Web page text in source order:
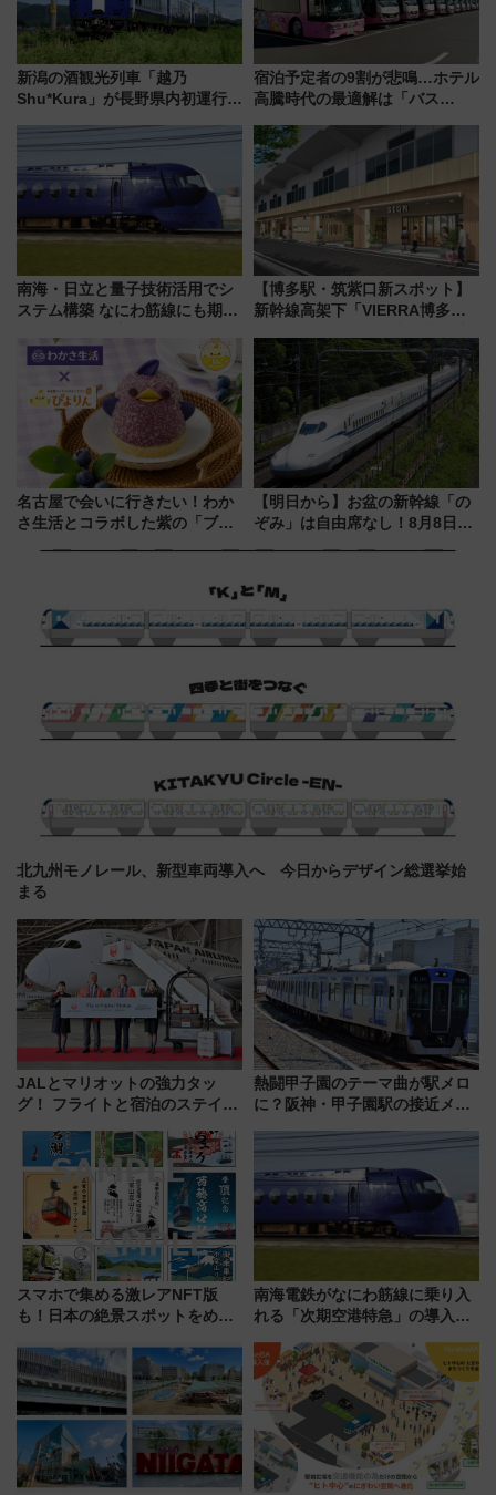
新潟の酒観光列車「越乃
Shu*Kura」が長野県内初運行！
別企画
宿泊予定者の9割が悲鳴…ホテル
高騰時代の最適解は「バス
した、推し活遠征や観光時のリ
アルな懐事情
南海・日立と量子技術活用でシ
ステム構築 なにわ筋線にも期待
【博多駅・筑紫口新スポット】
新幹線高架下「VIERRA博多テ
など注目の全6店舗 「博多活憩
通り」も一新
名古屋で会いに行きたい！わか
さ生活とコラボした紫の「ブル
【明日から】お盆の新幹線「の
ぞみ」は自由席なし！8月8日午
雑避ける「空席」探しのコツ
北九州モノレール、新型車両導入へ 今日からデザイン総選挙始
まる
JALとマリオットの強力タッ
グ！ フライトと宿泊のステイタ
上級会員資格を効率よく獲得す
る方法を解説
熱闘甲子園のテーマ曲が駅メロ
に？阪神・甲子園駅の接近メロ
谷実アレンジの特別仕様へ、8月
5日始発から
スマホで集める激レアNFT版
も！日本の絶景スポットをめぐ
ん)」企画がスタート
南海電鉄がなにわ筋線に乗り入
れる「次期空港特急」の導入を
日本初の鉄道デザイン